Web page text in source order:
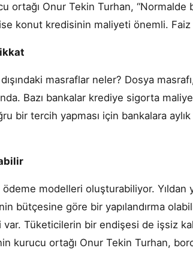
ortağı Onur Tekin Turhan,
konut kredisinin maliyeti önemli. Faiz
masraflar neler? Dosya
Bazı bankalar krediye sigorta
bir tercih yapması için bankalara aylık
modelleri oluşturabiliyor. Yıldan
bütçesine göre bir yapılandırma
Tüketicilerin bir endişesi de işsiz
kurucu ortağı Onur Tekin Turhan,